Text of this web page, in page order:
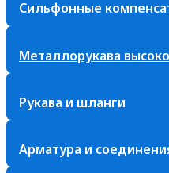
Сильфонные
Металлорукава
Рукава и шланги
Арматура и